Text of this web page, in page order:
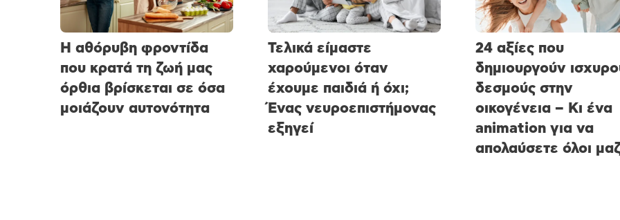
Η αθόρυβη φροντίδα
που κρατά τη ζωή μας
όρθια βρίσκεται σε όσα
μοιάζουν αυτονότητα
Τελικά είμαστε
χαρούμενοι όταν
έχουμε παιδιά ή όχι;
Ένας νευροεπιστήμονας
εξηγεί
24 αξίες που
δημιουργούν
δεσμούς στην
οικογένεια – Κι ένα
animation για να
απολαύσετε όλοι